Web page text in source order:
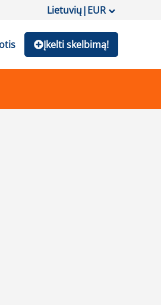
Lietuvių|EUR
Įkelti skelbimą!